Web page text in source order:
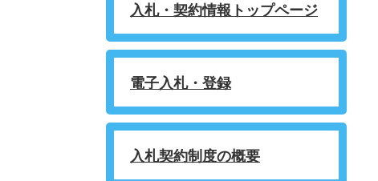
入札・契約情報トップページ
電子入札・登録
入札契約制度の概要